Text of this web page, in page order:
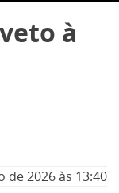
à
de 2026às 13:40